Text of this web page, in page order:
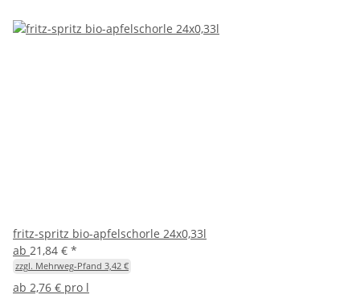
fritz-spritz bio-apfelschorle 24x0,33l
ab 21,84 € *
zzgl. Mehrweg-Pfand 3,42 €
ab 2,76 € pro l